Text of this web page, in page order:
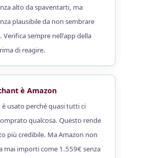
alto da spaventarti, ma
plausibile da non sembrare
Verifica sempre nell'app della
di reagire.
è Amazon
è usato perché quasi tutti ci
qualcosa. Questo rende
più credibile. Ma Amazon non
mai importi come 1.559€ senza